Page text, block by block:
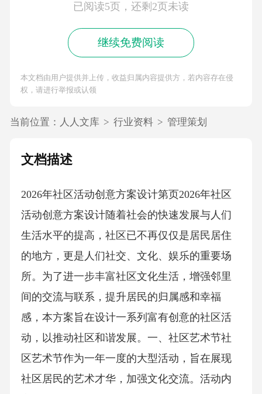
已阅读5页，还剩2页未读
继续免费阅读
本文档由用户提供并上传，收益归属内容提供方，若内容存在侵
权，请进行举报或认领
当前位置： 人人文库 > 行业资料 > 管理策划
文档描述
2026年社区活动创意方案设计第页2026年社区
活动创意方案设计随着社会的快速发展与人们
生活水平的提高，社区已不再仅仅是居民居住
的地方，更是人们社交、文化、娱乐的重要场
所。为了进一步丰富社区文化生活，增强邻里
间的交流与联系，提升居民的归属感和幸福
感，本方案旨在设计一系列富有创意的社区活
动，以推动社区和谐发展。一、社区艺术节社
区艺术节作为一年一度的大型活动，旨在展现
社区居民的艺术才华，加强文化交流。活动内